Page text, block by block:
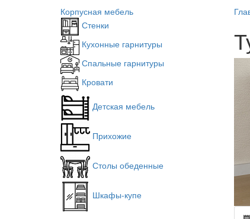
Корпусная мебель
Стенки
Кухонные гарнитуры
Спальные гарнитуры
Кровати
Детская мебель
Прихожие
Столы обеденные
Шкафы-купе